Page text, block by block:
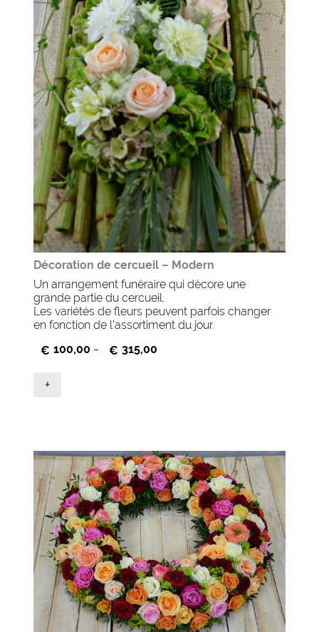
Décoration de cercueil – Modern
Un arrangement funéraire qui décore une
grande partie du cercueil.
Les variétés de fleurs peuvent parfois changer
en fonction de l’assortiment du jour.
€ 100,00 – € 315,00
+